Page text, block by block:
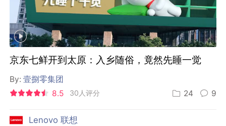
京东七鲜开到太原：入乡随俗，竟然先睡一觉
By:壹捌零集团
8.5
30人评分 24 9
Lenovo 联想